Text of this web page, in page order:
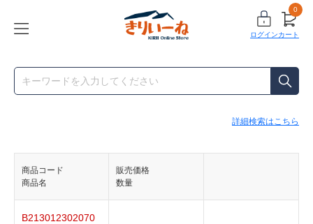
ログイン
0
カート
詳細検索はこちら
商品コード
商品名
販売価格
数量
B213012302070